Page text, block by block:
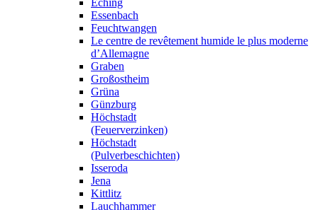
Eching
Essenbach
Feuchtwangen
Le centre de revêtement humide le plus moderne
d’Allemagne
Graben
Großostheim
Grüna
Günzburg
Höchstadt
(Feuerverzinken)
Höchstadt
(Pulverbeschichten)
Isseroda
Jena
Kittlitz
Lauchhammer